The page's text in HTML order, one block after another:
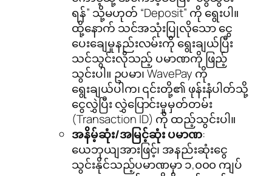
ရန်” သို့မဟုတ် “Deposit” ကို ရွေးပါ။
ထို့နောက် သင်အသုံးပြုလိုသော ငွေ
ပေးချေမှုနည်းလမ်းကို ရွေးချယ်ပြီး
သင်သွင်းလိုသည့် ပမာဏကို ဖြည့်
သွင်းပါ။ ဥပမာ၊ WavePay ကို
ရွေးချယ်ပါက၊ ၎င်းတို့၏ ဖုန်းနံပါတ်သို့
ငွေလွှဲပြီး လွှဲပြောင်းမှုမှတ်တမ်း
(Transaction ID) ကို ထည့်သွင်းပါ။
အနိမ့်ဆုံး/အမြင့်ဆုံး ပမာဏ:
ယေဘုယျအားဖြင့်၊ အနည်းဆုံးငွေ
သွင်းနိုင်သည့်ပမာဏမှာ ၁,၀၀၀ ကျပ်